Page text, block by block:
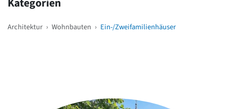
Architektur › Wohnbauten › Ein-/Zweifamilienhäuser